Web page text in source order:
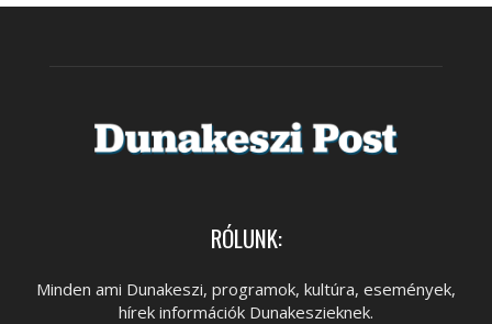
RÓLUNK:
Minden ami Dunakeszi, programok, kultúra, események,
hírek információk Dunakeszieknek.